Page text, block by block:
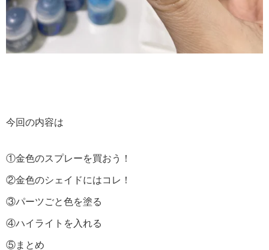
今回の内容は
①金色のスプレーを買おう！
②金色のシェイドにはコレ！
③パーツごと色を塗る
④ハイライトを入れる
⑤まとめ